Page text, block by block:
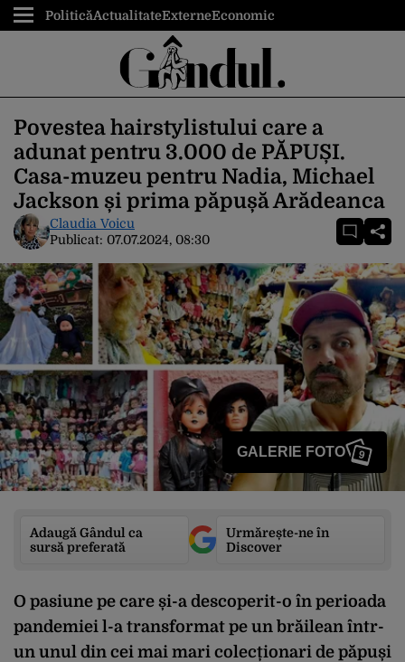
PoliticăActualitateExterneEconomic
Povestea hairstylistului care a
adunat pentru 3.000 de PĂPUȘI.
Casa-muzeu pentru Nadia, Michael
Jackson și prima păpușă Arădeanca
Claudia Voicu
Publicat: 07.07.2024, 08:30
GALERIE FOTO 9
Adaugă Gândul ca
sursă preferată
Urmărește-ne în
Discover
O pasiune pe care și-a descoperit-o în perioada
pandemiei l-a transformat pe un brăilean într-
un unul din cei mai mari colecționari de păpuși